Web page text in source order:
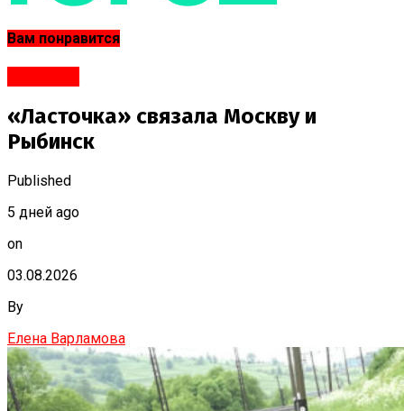
Вам понравится
«Ласточка» связала Москву и
Рыбинск
Published
5 дней ago
on
03.08.2026
By
Елена Варламова